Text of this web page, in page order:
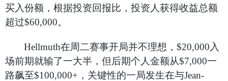
买入份额，根据投资回报比，投资人获得收益总额
超过$60,000。
Hellmuth在周二赛事开局并不理想，$20,000入
场前期就输了一大半，但后期个人金额从$7,000一
路飙至$100,000+，关键性的一局发生在与Jean-